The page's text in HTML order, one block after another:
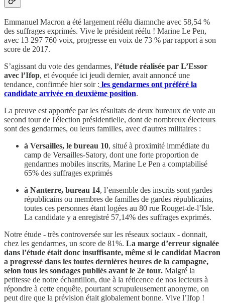
Emmanuel Macron a été largement réélu diamnche avec 58,54 %
des suffrages exprimés. Vive le président réélu ! Marine Le Pen,
avec 13 297 760 voix, progresse en voix de 73 % par rapport à son
score de 2017.
S’agissant du vote des gendarmes, l’étude réalisée par L’Essor
avec l’Ifop, et évoquée ici jeudi dernier, avait annoncé une
tendance, confirmée hier soir : les gendarmes ont préféré la
candidate arrivée en deuxième position.
La preuve est apportée par les résultats de deux bureaux de vote au
second tour de l'élection présidentielle, dont de nombreux électeurs
sont des gendarmes, ou leurs familles, avec d'autres militaires :
à Versailles, le bureau 10, situé à proximité immédiate du
camp de Versailles-Satory, dont une forte proportion de
gendarmes mobiles inscrits, Marine Le Pen a comptabilisé
65% des suffrages exprimés
à Nanterre, bureau 14, l’ensemble des inscrits sont gardes
républicains ou membres de familles de gardes républicains,
toutes ces personnes étant logées au 80 rue Rouget-de-l’Isle.
La candidate y a enregistré 57,14% des suffrages exprimés.
Notre étude - très controversée sur les réseaux sociaux - donnait,
chez les gendarmes, un score de 81%. La marge d’erreur signalée
dans l’étude était donc insuffisante, même si le candidat Macron
a progressé dans les toutes dernières heures de la campagne,
selon tous les sondages publiés avant le 2e tour. Malgré la
petitesse de notre échantillon, due à la réticence de nos lecteurs à
répondre à cette enquête, pourtant scrupuleusement anonyme, on
peut dire que la prévision était globalement bonne. Vive l’Ifop !